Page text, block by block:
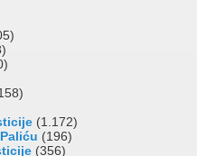
(1.172)
(196)
(356)